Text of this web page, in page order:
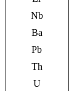
Nb
Ba
Pb
Th
U